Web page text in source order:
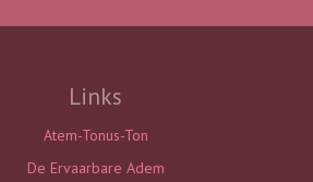
Links
Atem-Tonus-Ton
De Ervaarbare Adem